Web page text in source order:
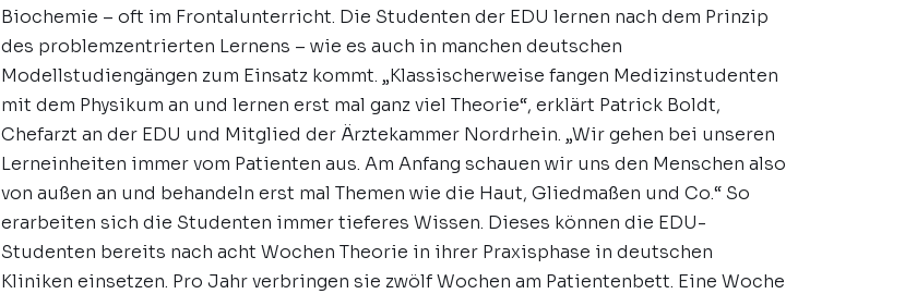
Biochemie – oft im Frontalunterricht. Die Studenten der EDU lernen nach dem Prinzip
des problemzentrierten Lernens – wie es auch in manchen deutschen
Modellstudiengängen zum Einsatz kommt. „Klassischerweise fangen Medizinstudenten
mit dem Physikum an und lernen erst mal ganz viel Theorie“, erklärt Patrick Boldt,
Chefarzt an der EDU und Mitglied der Ärztekammer Nordrhein. „Wir gehen bei unseren
Lerneinheiten immer vom Patienten aus. Am Anfang schauen wir uns den Menschen also
von außen an und behandeln erst mal Themen wie die Haut, Gliedmaßen und Co.“ So
erarbeiten sich die Studenten immer tieferes Wissen. Dieses können die EDU-
Studenten bereits nach acht Wochen Theorie in ihrer Praxisphase in deutschen
Kliniken einsetzen. Pro Jahr verbringen sie zwölf Wochen am Patientenbett. Eine Woche